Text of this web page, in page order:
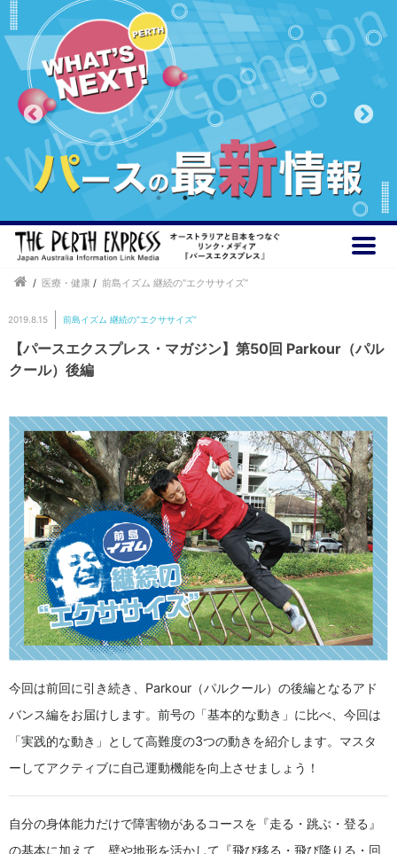
/ 医療・健康 / 前島イズム 継続の“エクササイズ”
2019.8.15 前島イズム 継続の“エクササイズ”
【パースエクスプレス・マガジン】第50回 Parkour（パル
クール）後編
今回は前回に引き続き、Parkour（パルクール）の後編となるアド
バンス編をお届けします。前号の「基本的な動き」に比べ、今回は
「実践的な動き」として高難度の3つの動きを紹介します。マスタ
ーしてアクティブに自己運動機能を向上させましょう！
自分の身体能力だけで障害物があるコースを『走る・跳ぶ・登る』
の基本に加えて、壁や地形を活かして『飛び移る・飛び降りる・回